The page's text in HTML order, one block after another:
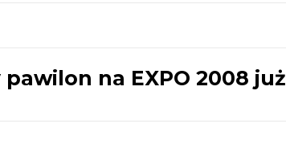
na EXPO 2008 już